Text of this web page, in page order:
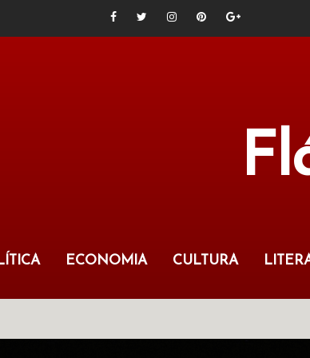
ECONOMIA CULTURA